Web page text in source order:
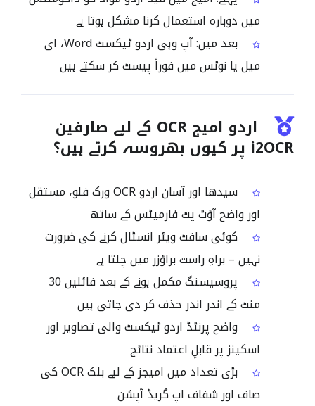
میں دوبارہ استعمال کرنا مشکل ہوتا ہے
بعد میں: آپ وہی اردو ٹیکسٹ Word، ای
میل یا نوٹس میں فوراً پیسٹ کر سکتے ہیں
اردو امیج OCR کے لیے صارفین
i2OCR پر کیوں بھروسہ کرتے ہیں؟
سیدھا اور آسان اردو OCR ورک فلو، مستقل
اور واضح آؤٹ پٹ فارمیٹس کے ساتھ
کوئی سافٹ ویئر انسٹال کرنے کی ضرورت
نہیں – براہِ راست براؤزر میں چلتا ہے
پروسیسنگ مکمل ہونے کے بعد فائلیں 30
منٹ کے اندر اندر حذف کر دی جاتی ہیں
واضح پرنٹڈ اردو ٹیکسٹ والی تصاویر اور
اسکینز پر قابلِ اعتماد نتائج
بڑی تعداد میں امیجز کے لیے بلک OCR کی
صاف اور شفاف اپ گریڈ آپشن